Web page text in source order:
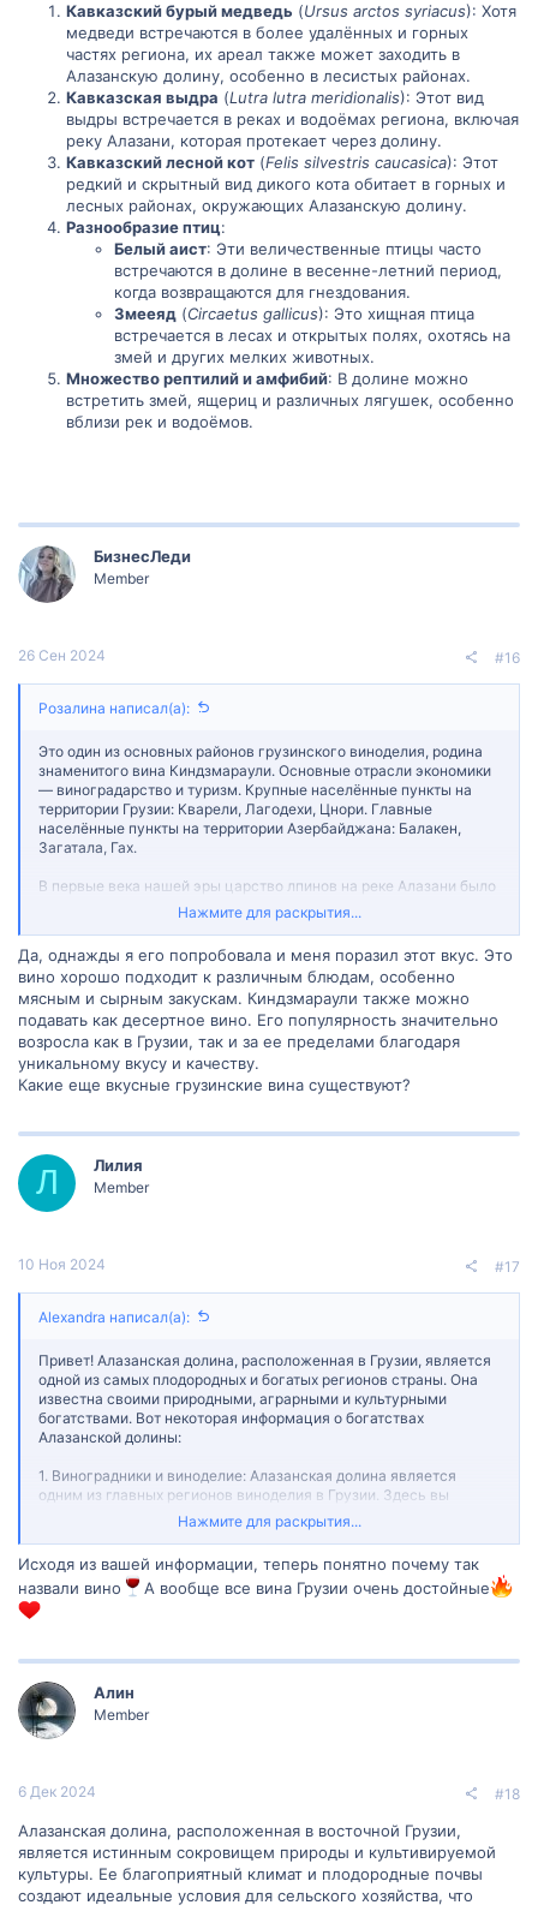
Кавказский бурый медведь (Ursus arctos syriacus): Хотя
медведи встречаются в более удалённых и горных
частях региона, их ареал также может заходить в
Алазанскую долину, особенно в лесистых районах.
Кавказская выдра (Lutra lutra meridionalis): Этот вид
выдры встречается в реках и водоёмах региона, включая
реку Алазани, которая протекает через долину.
Кавказский лесной кот (Felis silvestris caucasica): Этот
редкий и скрытный вид дикого кота обитает в горных и
лесных районах, окружающих Алазанскую долину.
Разнообразие птиц:
Белый аист: Эти величественные птицы часто
встречаются в долине в весенне-летний период,
когда возвращаются для гнездования.
Змееяд (Circaetus gallicus): Это хищная птица
встречается в лесах и открытых полях, охотясь на
змей и других мелких животных.
Множество рептилий и амфибий: В долине можно
встретить змей, ящериц и различных лягушек, особенно
вблизи рек и водоёмов.
БизнесЛеди
Member
26 Сен 2024 #16
Розалина написал(а):
Это один из основных районов грузинского виноделия, родина
знаменитого вина Киндзмараули. Основные отрасли экономики
— виноградарство и туризм. Крупные населённые пункты на
территории Грузии: Кварели, Лагодехи, Цнори. Главные
населённые пункты на территории Азербайджана: Балакен,
Загатала, Гах.
В первые века нашей эры царство лпинов на реке Алазани было
одним из важных христианских государств Кавказской Албании
и Закавказья в целом: шах Йездигерд II удостоил этого царя
албанского. Во время восстания 450—451 гг. войско лпинов
помогало персам подавлять движение армян и албанцев. В
Средние века эта территория соответствовала грузинской
области Эрети. С XI века входила в Кахетинское царство. В
результате вторжения Аббаса Великого в начале XVII века
восточная часть долины подверглась исламизации. Пробовали
Киндзмараули?
Нажмите для раскрытия...
Да, однажды я его попробовала и меня поразил этот вкус. Это
вино хорошо подходит к различным блюдам, особенно
мясным и сырным закускам. Киндзмараули также можно
подавать как десертное вино. Его популярность значительно
возросла как в Грузии, так и за ее пределами благодаря
уникальному вкусу и качеству.
Какие еще вкусные грузинские вина существуют?
Л Лилия
Member
10 Ноя 2024 #17
Alexandra написал(а):
Привет! Алазанская долина, расположенная в Грузии, является
одной из самых плодородных и богатых регионов страны. Она
известна своими природными, аграрными и культурными
богатствами. Вот некоторая информация о богатствах
Алазанской долины:
1. Виноградники и виноделие: Алазанская долина является
одним из главных регионов виноделия в Грузии. Здесь вы
найдете бесчисленные виноградники и винодельческие
предприятия, производящие известные грузинские сорта вина,
предлагают экскурсии и дегустацию своих продуктов.
2. Фруктовые сады: В Алазанской долине встречаются
груши, черешни, абрикосы и многое другое. Это место идеально
подходит для пикника и походов по фруктовым садам.
3. Природные пейзажи: Алазанская долина окружена красивыми
горами, плодородной землей и просторами. Здесь вы можете
уникальной природой. Долина также известна своими реками и
озерами, которые придают пейзажу свою особую
4. Культурное наследие: В Алазанской долине также есть
множество исторических и культурных
достопримечательностей. Вы можете посетить старые
Нажмите для раскрытия...
Исходя из вашей информации, теперь понятно почему так
назвали вино
А вообще все вина Грузии очень достойные
Алин
Member
6 Дек 2024 #18
Алазанская долина, расположенная в восточной Грузии,
является истинным сокровищем природы и культивируемой
культуры. Ее благоприятный климат и плодородные почвы
создают идеальные условия для сельского хозяйства, что